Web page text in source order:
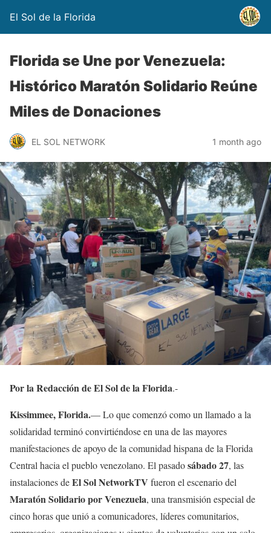
El Sol de la Florida
Florida se Une por Venezuela:
Histórico Maratón Solidario Reúne
Miles de Donaciones
EL SOL NETWORK 1 month ago
Por la Redacción de El Sol de la Florida.-
Kissimmee, Florida.— Lo que comenzó como un llamado a la
solidaridad terminó convirtiéndose en una de las mayores
manifestaciones de apoyo de la comunidad hispana de la Florida
Central hacia el pueblo venezolano. El pasadosábado 27, las
instalaciones deEl Sol NetworkTV fueron el escenario del
Maratón Solidario por Venezuela, una transmisión especial de
cinco horas que unió a comunicadores, líderes comunitarios,